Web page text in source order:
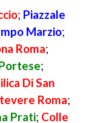
; Piazzale
Marzio;
Roma;
;
Di San
Roma;
Prati; Colle